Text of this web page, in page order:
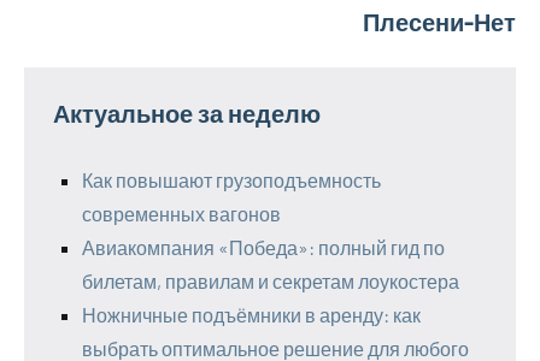
Плесени-Нет
Актуальное за неделю
Как повышают грузоподъемность
современных вагонов
Авиакомпания «Победа»: полный гид по
билетам, правилам и секретам лоукостера
Ножничные подъёмники в аренду: как
выбрать оптимальное решение для любого